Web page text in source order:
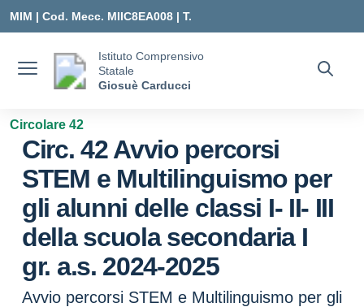
MIM | Cod. Mecc. MIIC8EA008 | T.
MIIC8EA008@ISTRUZIONE.IT
Istituto Comprensivo
Statale
Giosuè Carducci
Circolare 42
Circ. 42 Avvio percorsi
STEM e Multilinguismo per
gli alunni delle classi I- II- III
della scuola secondaria I
gr. a.s. 2024-2025
Avvio percorsi STEM e Multilinguismo per gli